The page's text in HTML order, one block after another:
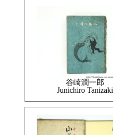
谷崎潤一郎
Junichiro Tanizaki